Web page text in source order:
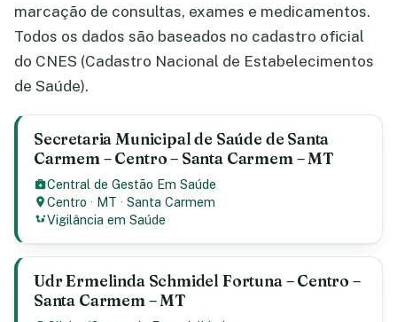
marcação de consultas, exames e medicamentos.
Todos os dados são baseados no cadastro oficial
do CNES (Cadastro Nacional de Estabelecimentos
de Saúde).
Secretaria Municipal de Saúde de Santa
Carmem – Centro – Santa Carmem – MT
Central de Gestão Em Saúde
Centro · MT ·Santa Carmem
Vigilância em Saúde
Udr Ermelinda Schmidel Fortuna – Centro –
Santa Carmem – MT